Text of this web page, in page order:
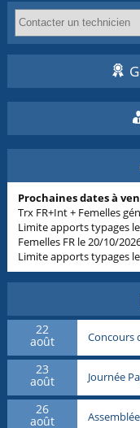
Prochaines dates à
Trx FR+Int + Femelles
Limite apports typages
Femelles FR le 20/10/
Limite apports typages
22
août Concours
23
août Journée
26
août